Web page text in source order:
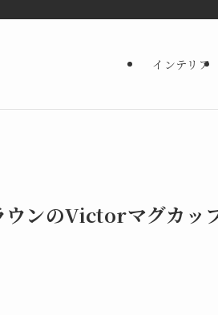
インテリア
ウンのVictorマグカッ